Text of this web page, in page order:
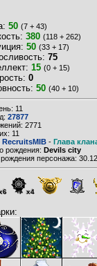
50 (7 + 43)
380 (118 + 262)
50 (33 + 17)
75
15 (0 + 15)
0
50 (40 + 10)
11
27877
2771
11
RecruitsMIB - Глава
рождения: Devils city
персонажа:
x4